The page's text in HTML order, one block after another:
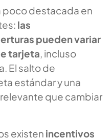
poco destacada en
las
pueden variar
tarjeta , incluso
El salto de
estándar y una
que cambiar
existen incentivos